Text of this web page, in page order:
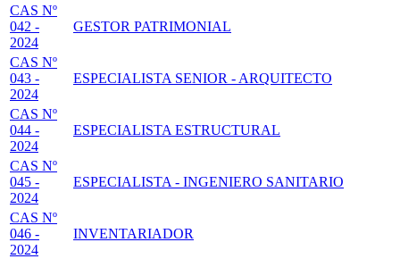
CAS Nº
042 -
2024
GESTOR PATRIMONIAL
CAS Nº
043 -
2024
ESPECIALISTA SENIOR - ARQUITECTO
CAS Nº
044 -
2024
ESPECIALISTA ESTRUCTURAL
CAS Nº
045 -
2024
ESPECIALISTA - INGENIERO SANITARIO
CAS Nº
046 -
2024
INVENTARIADOR